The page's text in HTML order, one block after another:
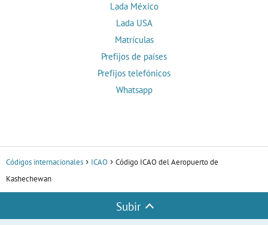
Lada México
Lada USA
Matrículas
Prefijos de países
Prefijos telefónicos
Whatsapp
Códigos internacionales ICAO
Código ICAO del Aeropuerto de
Kashechewan
Subir